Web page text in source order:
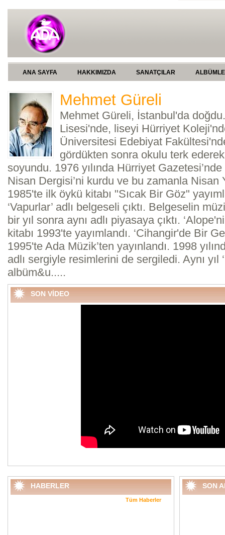
ANA SAYFA HAKKIMIZDA SANATÇILAR
Mehmet Güreli
Mehmet Güreli, İstanbul'da
Lisesi'nde, liseyi Hürriyet
Üniversitesi Edebiyat
gördükten sonra okulu terk
soyundu. 1976 yılında Hürriyet
Nisan Dergisi’ni kurdu ve bu zamanla Nisan
1985'te ilk öykü kitabı "Sıcak Bir Göz"
‘Vapurlar’ adlı belgeseli çıktı. Belgeselin
bir yıl sonra aynı adlı piyasaya çıktı.
kitabı 1993'te yayımlandı. ‘Cihangir'de Bir
1995'te Ada Müzik’ten yayınlandı. 1998
adlı sergiyle resimlerini de sergiledi. Aynı yıl
albüm&u.....
SON VİDEO
HABERLER
Tüm Haberler
SON